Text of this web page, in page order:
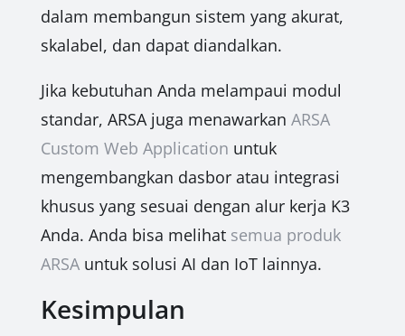
dalam membangun sistem yang akurat,
skalabel, dan dapat diandalkan.
Jika kebutuhan Anda melampaui modul
standar, ARSA juga menawarkan ARSA
Custom Web Application untuk
mengembangkan dasbor atau integrasi
khusus yang sesuai dengan alur kerja K3
Anda. Anda bisa melihat semua produk
ARSAuntuk solusi AI dan IoT lainnya.
Kesimpulan